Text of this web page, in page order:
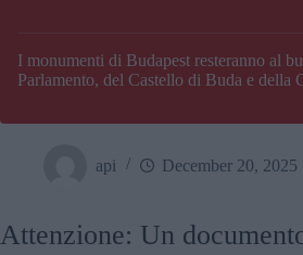
I monumenti di Budapest resteranno al
Parlamento, del Castello di Buda e della
api December 20, 2025
Attenzione: Un